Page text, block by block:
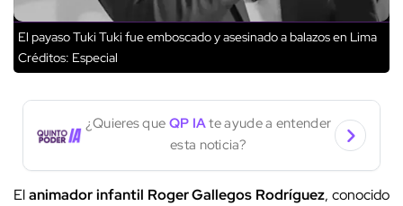
El payaso Tuki Tuki fue emboscado y asesinado a balazos en Lima
Créditos: Especial
¿Quieres que QP IAte ayude a entender
esta noticia?
Elanimador infantil Roger Gallegos Rodríguez, conocido